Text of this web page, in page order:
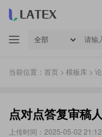
当前位置： 首页 > 模板库 >
点对点答复审稿
上传时间：2025-05-02